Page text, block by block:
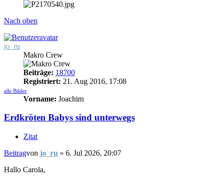
Nach oben
jo_ru
Makro Crew
Beiträge: 18700
Registriert: 21. Aug 2016, 17:08
alle Bilder
Vorname: Joachim
Erdkröten Babys sind unterwegs
Zitat
Beitragvon jo_ru » 6. Jul 2026, 20:07
Hallo Carola,